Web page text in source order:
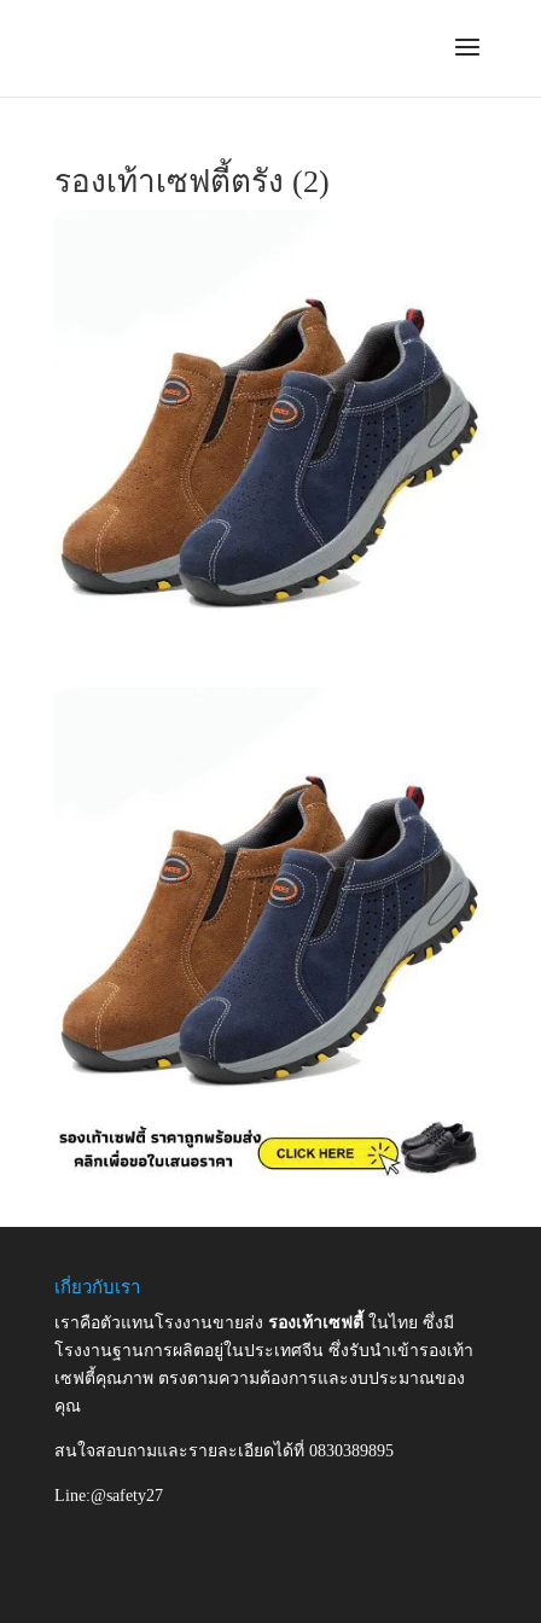
รองเท้าเซฟตี้ตรัง (2)
เกี่ยวกับเรา
เราคือตัวแทนโรงงานขายส่ง รองเท้าเซฟตี้ ในไทย ซึ่งมี
โรงงานฐานการผลิตอยู่ในประเทศจีน ซึ่งรับนำเข้ารองเท้า
เซฟตี้คุณภาพ ตรงตามความต้องการและงบประมาณของ
คุณ
สนใจสอบถามและรายละเอียดได้ที่ 0830389895
Line:@safety27